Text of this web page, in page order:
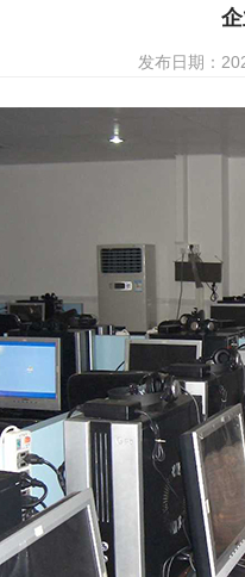
发布日期：